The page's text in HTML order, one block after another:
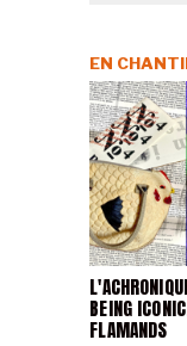
BEING
FLAMANDS
EN